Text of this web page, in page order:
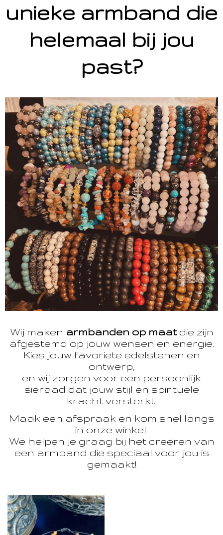
unieke armband die
helemaal bij jou
past?
Wij maken armbanden op maatdie zijn
afgestemd op jouw wensen en energie.
Kies jouw favoriete edelstenen en
ontwerp,
en wij zorgen voor een persoonlijk
sieraad dat jouw stijl en spirituele
kracht versterkt.
Maak een afspraak en kom snel langs
in onze winkel.
We helpen je graag bij het creëren van
een armband die speciaal voor jou is
gemaakt!